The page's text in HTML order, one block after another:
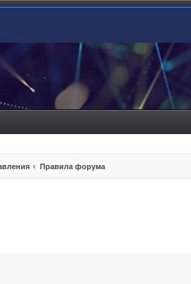
Правила форума